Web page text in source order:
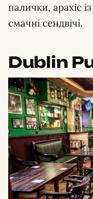
палички, арахіс
смачні сендвічі.
Dublin